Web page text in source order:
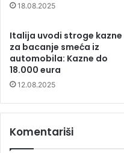
18.08.2025
Italija uvodi stroge kazne
za bacanje smeća iz
automobila: Kazne do
18.000 eura
12.08.2025
Komentariši